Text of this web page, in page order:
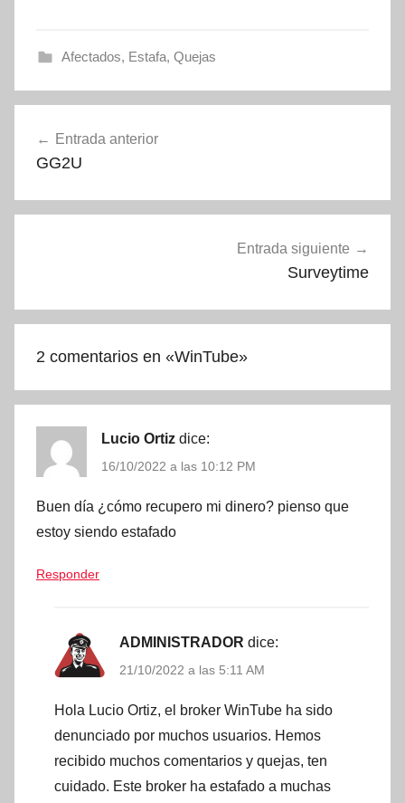
Afectados, Estafa, Quejas
de
Entrada anterior
GG2U
Entrada siguiente
Surveytime
2 comentarios en «WinTube»
Lucio Ortiz dice:
16/10/2022 a las 10:12 PM
Buen día ¿cómo recupero mi dinero? pienso que
estoy siendo estafado
Responder
ADMINISTRADOR dice:
21/10/2022 a las 5:11 AM
Hola Lucio Ortiz, el broker WinTube ha sido
denunciado por muchos usuarios. Hemos
recibido muchos comentarios y quejas, ten
cuidado. Este broker ha estafado a muchas